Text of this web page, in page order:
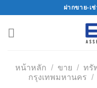
content
ฝากขาย-เ
หน้าหลัก / ขาย / ทรั
กรุงเทพมหานคร
/